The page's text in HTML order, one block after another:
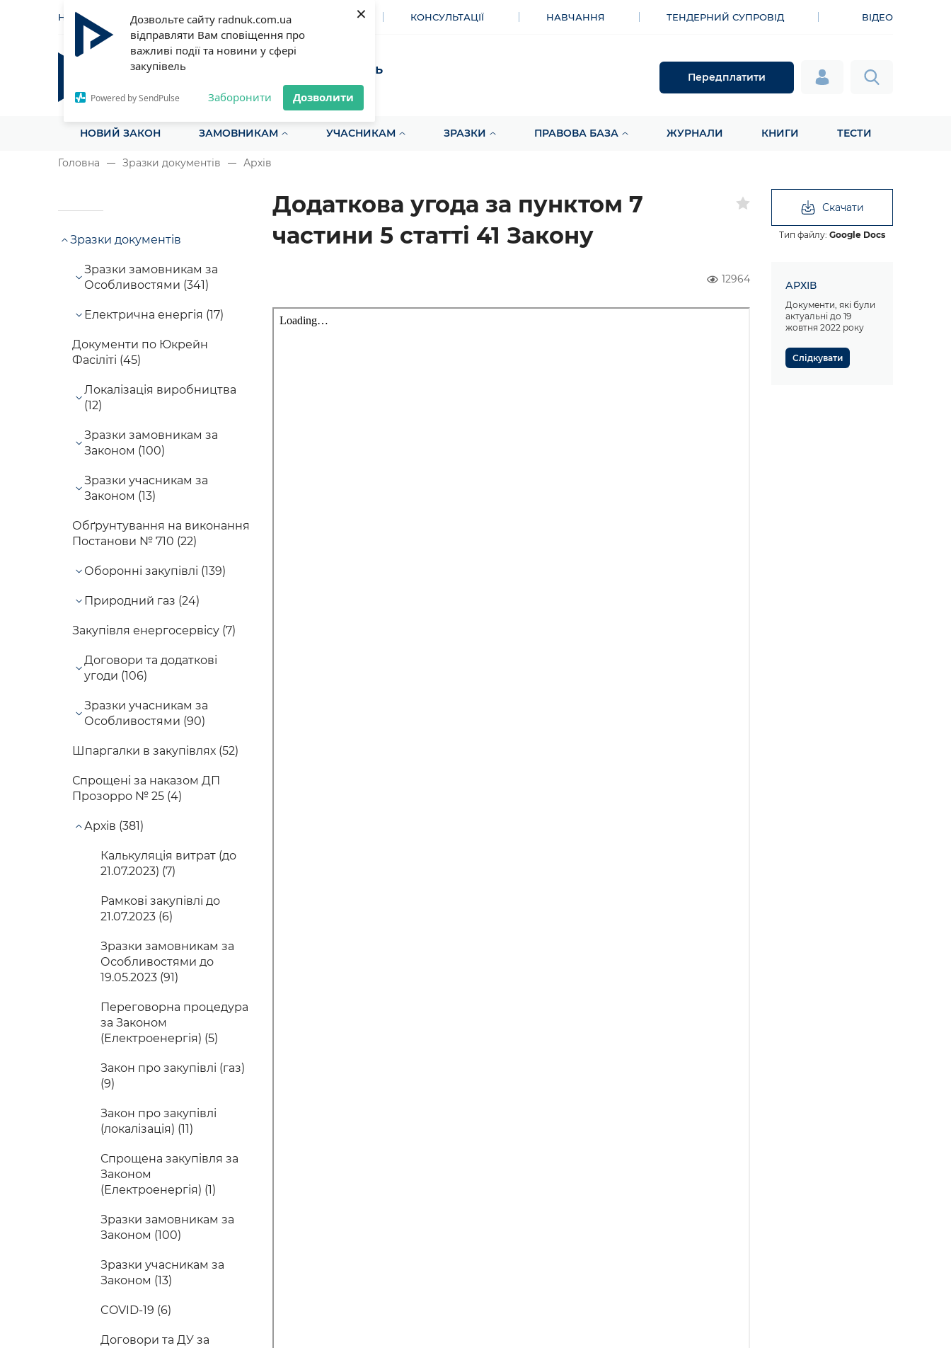
Дозвольте сайту radnuk.com.ua
відправляти Вам сповіщення про
важливі події та новини у сфері
закупівель
Powered by SendPulse Заборонити Дозволити
×
НОВИНИ СТАТТІ ІНСТРУМЕНТИ КОНСУЛЬТАЦІЇ НАВЧАННЯ ТЕНДЕРНИЙ СУПРОВІД ВІДЕО
Радник у сфері публічних закупівель
Все для закупівель на одному порталі
Передплатити
НОВИЙ ЗАКОН ЗАМОВНИКАМ УЧАСНИКАМ ЗРАЗКИ ПРАВОВА БАЗА ЖУРНАЛИ КНИГИ ТЕСТИ
Головна Зразки документів Архів
Зразки документів
Зразки замовникам за
Особливостями (341)
Електрична енергія (17)
Документи по Юкрейн
Фасіліті (45)
Локалізація виробництва
(12)
Зразки замовникам за
Законом (100)
Зразки учасникам за
Законом (13)
Обґрунтування на виконання
Постанови № 710 (22)
Оборонні закупівлі (139)
Природний газ (24)
Закупівля енергосервісу (7)
Договори та додаткові
угоди (106)
Зразки учасникам за
Особливостями (90)
Шпаргалки в закупівлях (52)
Спрощені за наказом ДП
Прозорро № 25 (4)
Архів (381)
Калькуляція витрат (до
21.07.2023) (7)
Рамкові закупівлі до
21.07.2023 (6)
Зразки замовникам за
Особливостями до
19.05.2023 (91)
Переговорна процедура
за Законом
(Електроенергія) (5)
Закон про закупівлі (газ)
(9)
Закон про закупівлі
(локалізація) (11)
Спрощена закупівля за
Законом
(Електроенергія) (1)
Зразки замовникам за
Законом (100)
Зразки учасникам за
Законом (13)
COVID-19 (6)
Договори та ДУ за
Додаткова угода за пунктом 7
частини 5 статті 41 Закону
12964
Скачати
Тип файлу:Google Docs
АРХІВ
Документи, які були
актуальні до 19
жовтня 2022 року
Слідкувати